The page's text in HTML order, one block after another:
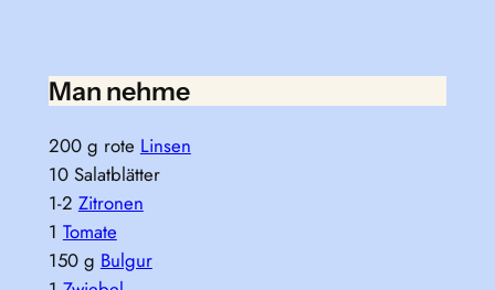
Man nehme
200 g rote Linsen
10 Salatblätter
1-2 Zitronen
1 Tomate
150 g Bulgur